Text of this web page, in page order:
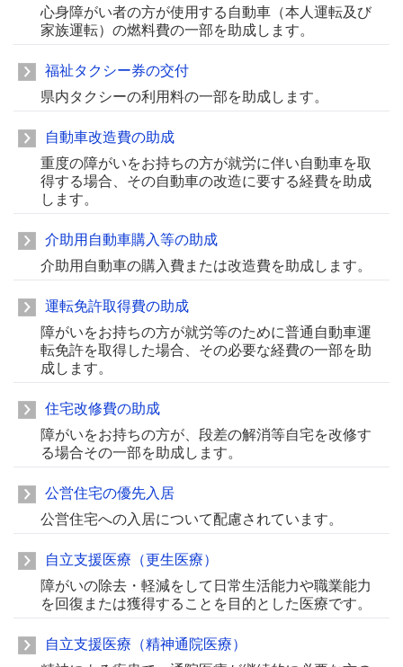
心身障がい者の方が使用する自動車（本人運転及び
家族運転）の燃料費の一部を助成します。
福祉タクシー券の交付
県内タクシーの利用料の一部を助成します。
自動車改造費の助成
重度の障がいをお持ちの方が就労に伴い自動車を取
得する場合、その自動車の改造に要する経費を助成
します。
介助用自動車購入等の助成
介助用自動車の購入費または改造費を助成します。
運転免許取得費の助成
障がいをお持ちの方が就労等のために普通自動車運
転免許を取得した場合、その必要な経費の一部を助
成します。
住宅改修費の助成
障がいをお持ちの方が、段差の解消等自宅を改修す
る場合その一部を助成します。
公営住宅の優先入居
公営住宅への入居について配慮されています。
自立支援医療（更生医療）
障がいの除去・軽減をして日常生活能力や職業能力
を回復または獲得することを目的とした医療です。
自立支援医療（精神通院医療）